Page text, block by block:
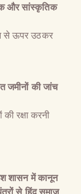
और सांस्कृतिक
से ऊपर उठकर
जमीनों की जांच
रक्षा करनी
शासन में कानून